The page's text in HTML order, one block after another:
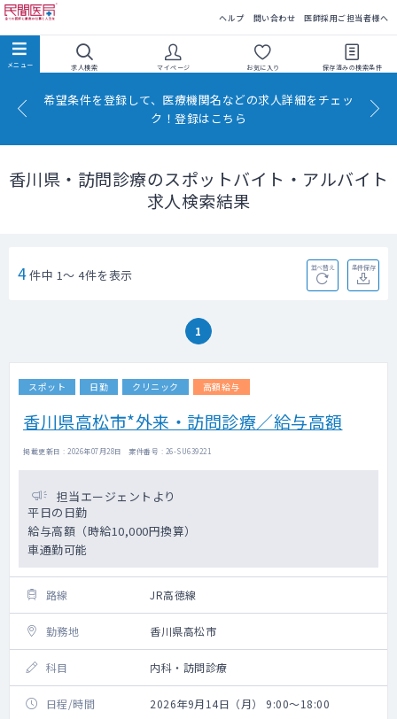
ヘルプ 問い合わせ 医師採用ご担当者様へ
求人検索 マイページ お気に入り 保存済みの検索条件
希望条件を登録して、医療機関名などの求人詳細をチェッ
ク！登録はこちら
香川県・訪問診療のスポットバイト・アルバイト
求人検索結果
4件中 1～ 4件を表示 並べ替え 条件保存
1
スポット 日勤 クリニック 高額給与
香川県高松市*外来・訪問診療／給与高額
掲載更新日 : 2026年07月28日 案件番号 : 26-SU639221
担当エージェントより
平日の日勤
給与高額（時給10,000円換算）
車通勤可能
路線 JR高徳線
勤務地 香川県高松市
科目 内科・訪問診療
日程/時間 2026年9月14日（月） 9:00～18:00